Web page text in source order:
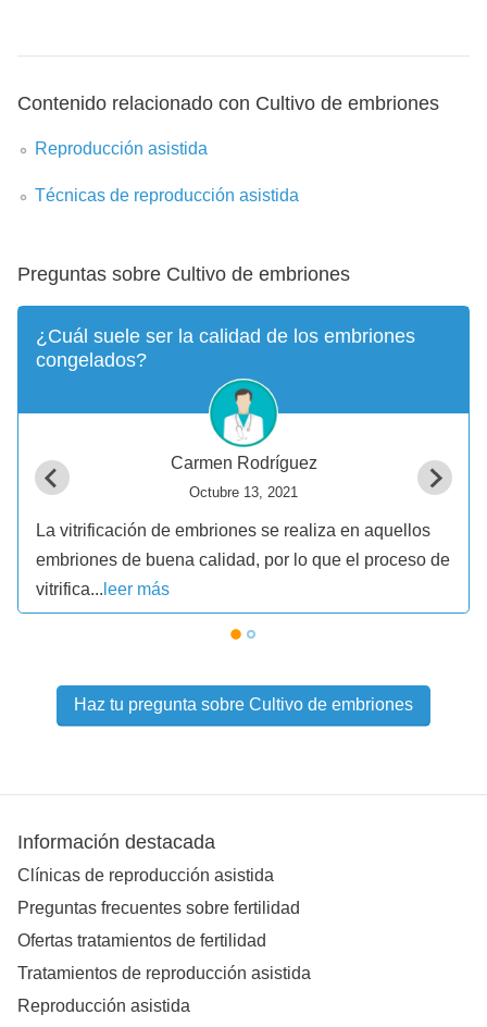
Contenido relacionado con Cultivo de embriones
Reproducción asistida
Técnicas de reproducción asistida
Preguntas sobre Cultivo de embriones
¿Cuál suele ser la calidad de los embriones
congelados?
Carmen Rodríguez
Octubre 13, 2021
La vitrificación de embriones se realiza en aquellos
embriones de buena calidad, por lo que el proceso de
vitrifica... leer más
Haz tu pregunta sobre Cultivo de embriones
Información destacada
Clínicas de reproducción asistida
Preguntas frecuentes sobre fertilidad
Ofertas tratamientos de fertilidad
Tratamientos de reproducción asistida
Reproducción asistida